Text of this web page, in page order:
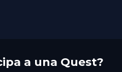
a una Quest?